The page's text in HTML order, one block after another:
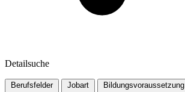
Detailsuche
Berufsfelder Jobart Bildungsvoraussetzung